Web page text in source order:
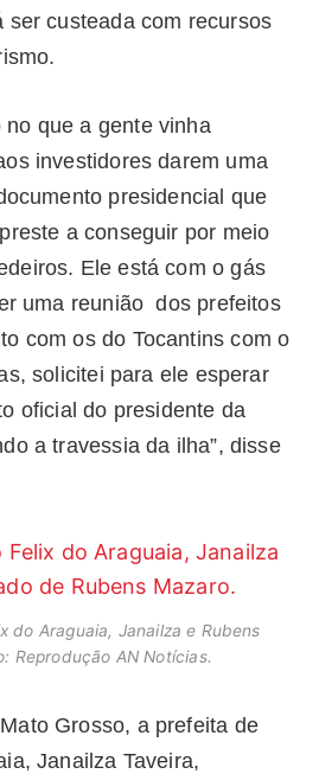
ser custeada com recursos
no que a gente vinha
investidores darem uma
presidencial que
a conseguir por meio
Ele está com o gás
uma reunião dos prefeitos
com os do Tocantins com o
solicitei para ele esperar
oficial do presidente da
a travessia da ilha”, disse
do Araguaia, Janailza e Rubens
Reprodução AN Notícias.
Grosso, a prefeita de
Janailza Taveira,